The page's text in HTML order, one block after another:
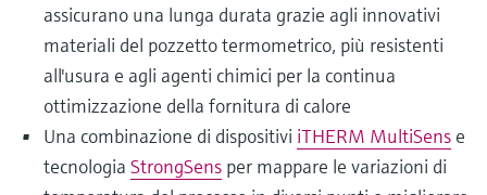
assicurano una lunga durata grazie agli innovativi
materiali del pozzetto termometrico, più resistenti
all'usura e agli agenti chimici per la continua
ottimizzazione della fornitura di calore
Una combinazione di dispositivi iTHERM MultiSens e
tecnologia StrongSens per mappare le variazioni di